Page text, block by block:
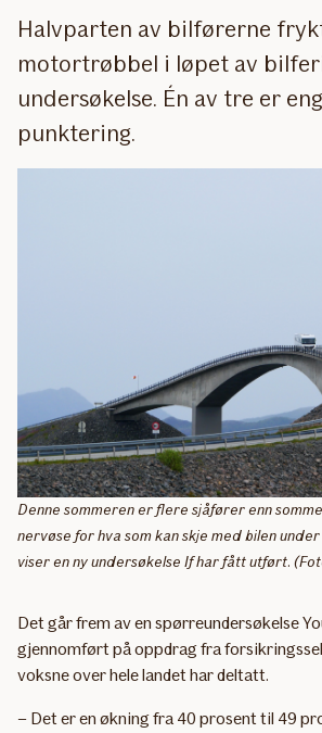
Halvparten av bilførerne
motortrøbbel i løpet av
undersøkelse. Én av tre er
punktering.
Denne sommeren er flere sjåfører enn
nervøse for hva som kan skje med bilen
viser en ny undersøkelse If har fått utført.
Det går frem av en spørreundersøkelse
gjennomført på oppdrag fra
voksne over hele landet har deltatt.
– Det er en økning fra 40 prosent til 49